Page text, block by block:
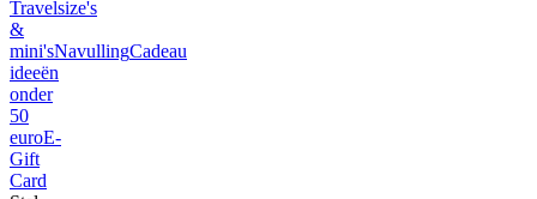
Travelsize's
&
mini'sNavullingCadeau
ideeën
onder
50
euroE-
Gift
Card